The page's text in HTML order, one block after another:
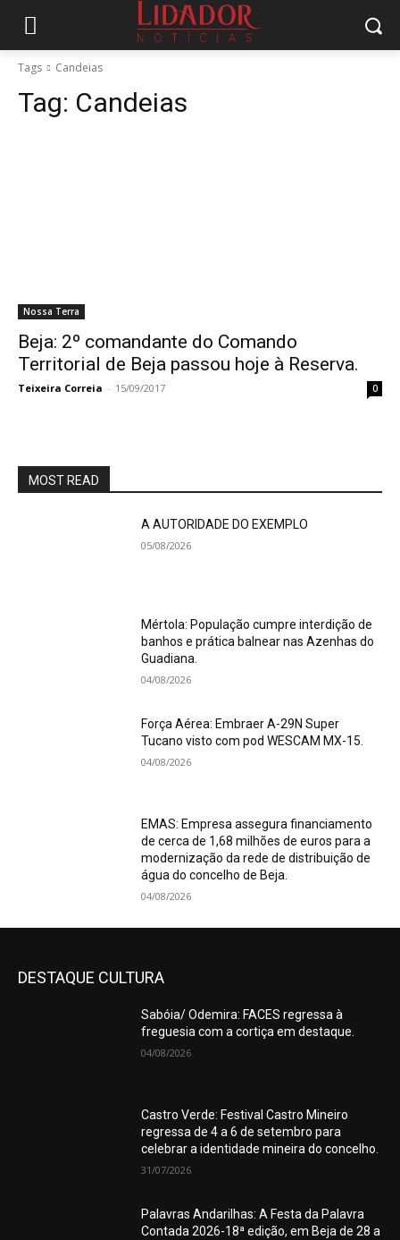
Tags Candeias
Tag: Candeias
Nossa Terra
Beja: 2º comandante do Comando
Territorial de Beja passou hoje à Reserva.
Teixeira Correia - 15/09/2017 0
MOST READ
A AUTORIDADE DO EXEMPLO
05/08/2026
Mértola: População cumpre interdição de
banhos e prática balnear nas Azenhas do
Guadiana.
04/08/2026
Força Aérea: Embraer A-29N Super
Tucano visto com pod WESCAM MX-15.
04/08/2026
EMAS: Empresa assegura financiamento
de cerca de 1,68 milhões de euros para a
modernização da rede de distribuição de
água do concelho de Beja.
04/08/2026
DESTAQUE CULTURA
Sabóia/ Odemira: FACES regressa à
freguesia com a cortiça em destaque.
04/08/2026
Castro Verde: Festival Castro Mineiro
regressa de 4 a 6 de setembro para
celebrar a identidade mineira do concelho.
31/07/2026
Palavras Andarilhas: A Festa da Palavra
Contada 2026-18ª edição, em Beja de 28 a